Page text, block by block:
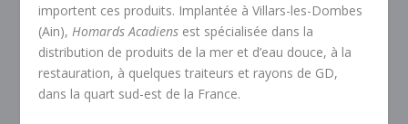
importent ces produits. Implantée à Villars-les-Dombes
(Ain), Homards Acadiens est spécialisée dans la
distribution de produits de la mer et d’eau douce, à la
restauration, à quelques traiteurs et rayons de GD,
dans la quart sud-est de la France.